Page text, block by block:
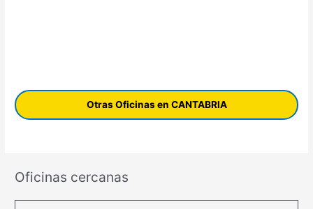
Otras Oficinas en CANTABRIA
Oficinas cercanas